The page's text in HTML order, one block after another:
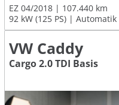
EZ 04/2018
107.440 km
92 kW (125 PS)
Automatik
VW Caddy
Cargo 2.0 TDI Basis